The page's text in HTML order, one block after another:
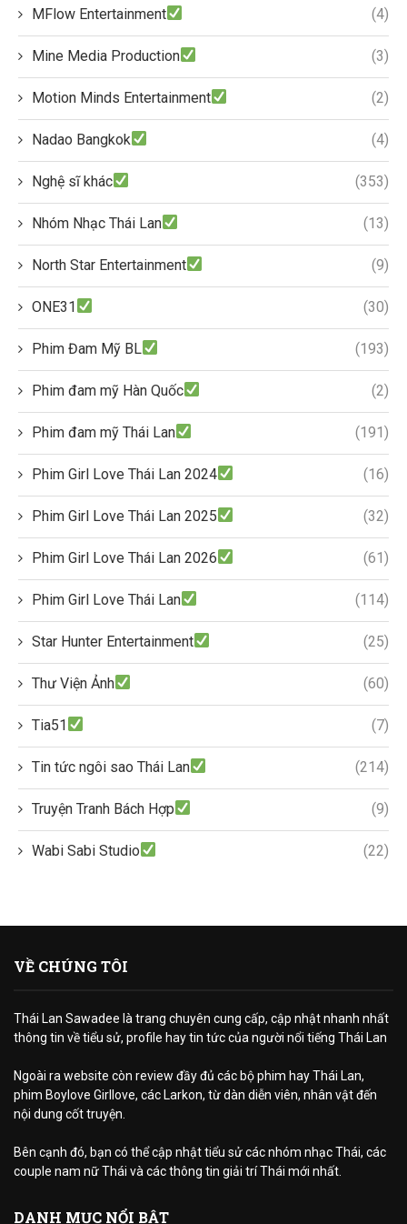
MFlow Entertainment (4)
Mine Media Production (3)
Motion Minds Entertainment (2)
Nadao Bangkok (4)
Nghệ sĩ khác (353)
Nhóm Nhạc Thái Lan (13)
North Star Entertainment (9)
ONE31 (30)
Phim Đam Mỹ BL (193)
Phim đam mỹ Hàn Quốc (2)
Phim đam mỹ Thái Lan (191)
Phim Girl Love Thái Lan 2024 (16)
Phim Girl Love Thái Lan 2025 (32)
Phim Girl Love Thái Lan 2026 (61)
Phim Girl Love Thái Lan (114)
Star Hunter Entertainment (25)
Thư Viện Ảnh (60)
Tia51 (7)
Tin tức ngôi sao Thái Lan (214)
Truyện Tranh Bách Hợp (9)
Wabi Sabi Studio (22)
VỀ CHÚNG TÔI
Thái Lan Sawadee là trang chuyên cung cấp, cập nhật nhanh nhất
thông tin về tiểu sử, profile hay tin tức của người nổi tiếng Thái Lan
Ngoài ra website còn review đầy đủ các bộ phim hay Thái Lan,
phim Boylove Girllove, các Larkon, từ dàn diễn viên, nhân vật đến
nội dung cốt truyện.
Bên cạnh đó, bạn có thể cập nhật tiểu sử các nhóm nhạc Thái, các
couple nam nữ Thái và các thông tin giải trí Thái mới nhất.
DANH MỤC NỔI BẬT